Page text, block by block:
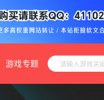
游戏专题